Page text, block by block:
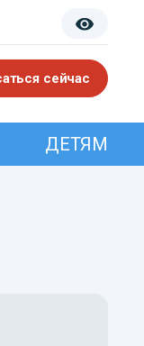
сейчас
ДЕТЯМ